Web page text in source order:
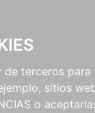
terceros
sitios
o